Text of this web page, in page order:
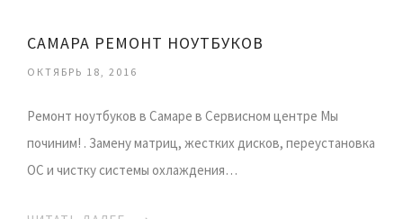
САМАРА РЕМОНТ НОУТБУКОВ
ОКТЯБРЬ 18, 2016
Ремонт ноутбуков в Самаре в Сервисном центре Мы
починим! . Замену матриц, жестких дисков, переустановка
ОС и чистку системы охлаждения…